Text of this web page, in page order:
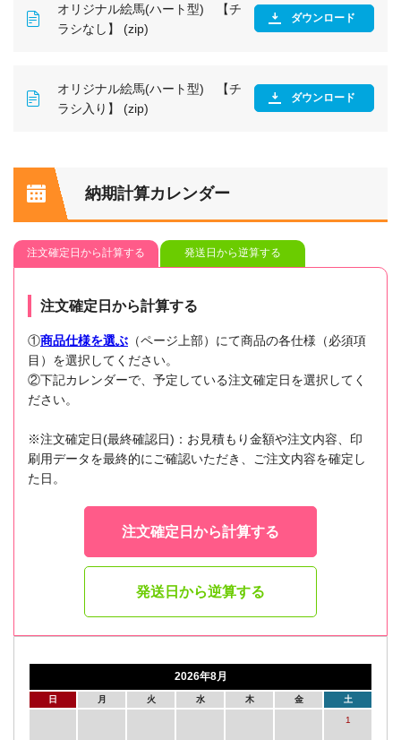
オリジナル絵馬(ハート型) 【チ
ラシなし】 (zip)
ダウンロード
オリジナル絵馬(ハート型) 【チ
ラシ入り】 (zip)
ダウンロード
納期計算カレンダー
注文確定日から計算する 発送日から逆算する
注文確定日から計算する
①商品仕様を選ぶ （ページ上部）にて商品の各仕様（必須項
目）を選択してください。
②下記カレンダーで、予定している注文確定日を選択してく
ださい。
※注文確定日(最終確認日)：お見積もり金額や注文内容、印
刷用データを最終的にご確認いただき、ご注文内容を確定し
た日。
注文確定日から計算する
発送日から逆算する
2026年8月
日 月 火 水 木 金 土
1